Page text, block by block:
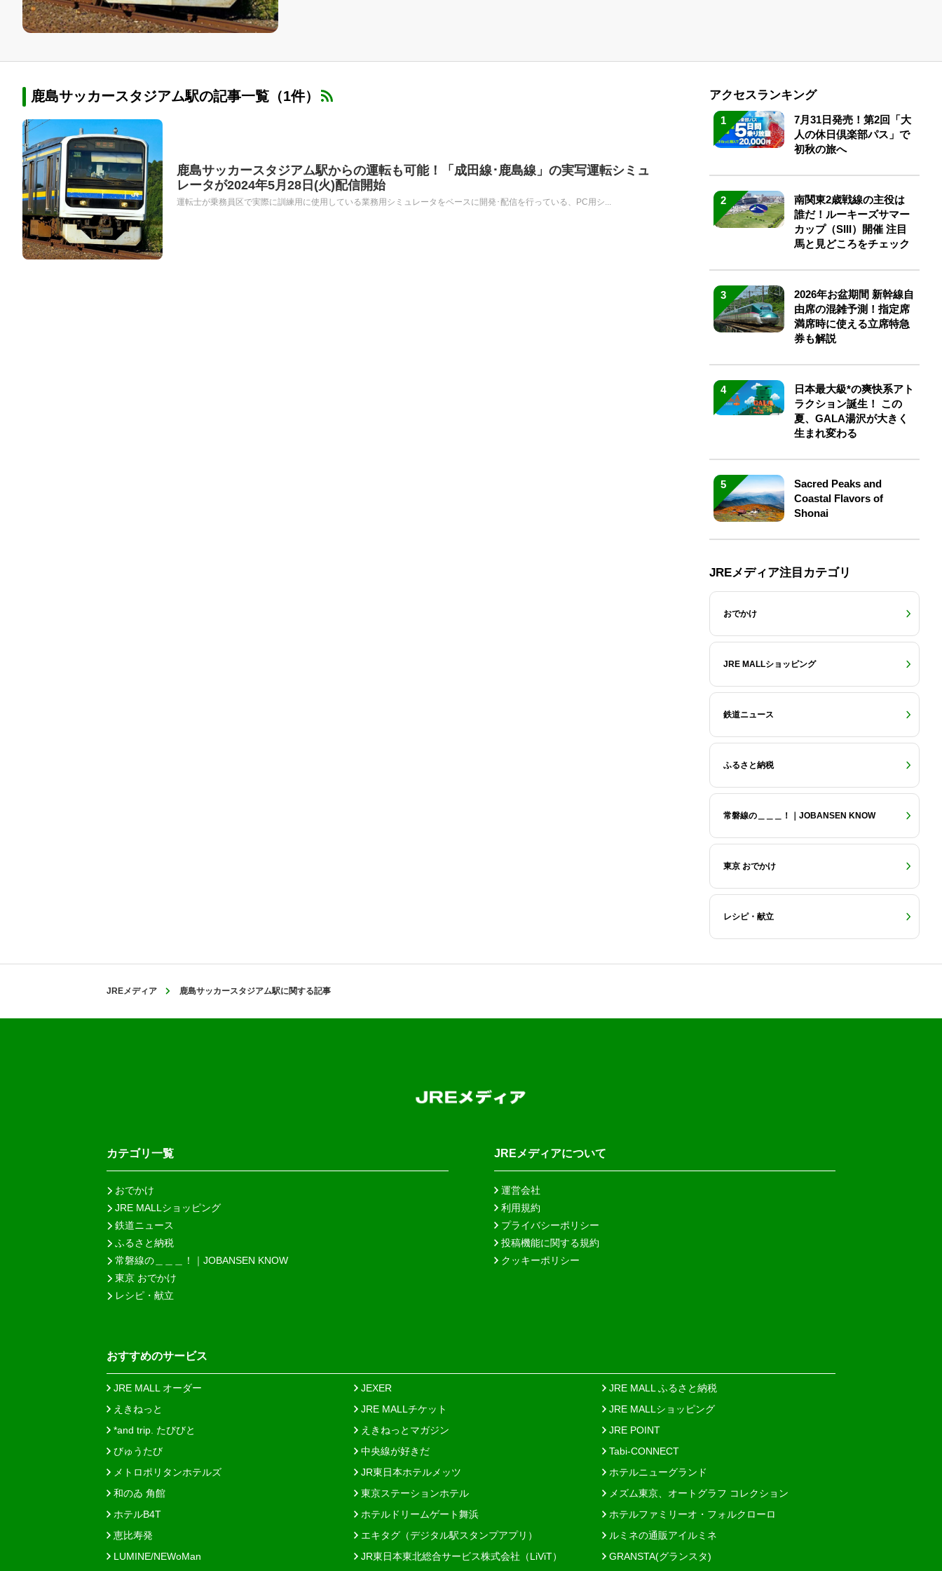
鹿島サッカースタジアム駅の記事一覧（1件）
鹿島サッカースタジアム駅からの運転も可能！「成田線･鹿島線」の実写運転シミュ
レータが2024年5月28日(火)配信開始
運転士が乗務員区で実際に訓練用に使用している業務用シミュレータをベースに開発･配信を行っている、PC用シ...
アクセスランキング
1
7月31日発売！第2回「大
人の休日倶楽部パス」で
初秋の旅へ
2
南関東2歳戦線の主役は
誰だ！ルーキーズサマー
カップ（SIII）開催 注目
馬と見どころをチェック
3
2026年お盆期間 新幹線自
由席の混雑予測！指定席
満席時に使える立席特急
券も解説
4
日本最大級*の爽快系アト
ラクション誕生！ この
夏、GALA湯沢が大きく
生まれ変わる
5
Sacred Peaks and
Coastal Flavors of
Shonai
JREメディア注目カテゴリ
おでかけ
JRE MALLショッピング
鉄道ニュース
ふるさと納税
常磐線の＿＿＿！｜JOBANSEN KNOW
東京 おでかけ
レシピ・献立
JREメディア 鹿島サッカースタジアム駅に関する記事
カテゴリ一覧
おでかけ
JRE MALLショッピング
鉄道ニュース
ふるさと納税
常磐線の＿＿＿！｜JOBANSEN KNOW
東京 おでかけ
レシピ・献立
JREメディアについて
運営会社
利用規約
プライバシーポリシー
投稿機能に関する規約
クッキーポリシー
おすすめのサービス
JRE MALL オーダー JEXER
JRE MALL ふるさと納税
えきねっと
JRE MALLチケット
JRE MALLショッピング
*and trip. たびびと
えきねっとマガジン
JRE POINT
びゅうたび
中央線が好きだ
Tabi-CONNECT
メトロポリタンホテルズ
JR東日本ホテルメッツ
ホテルニューグランド
和のゐ 角館
東京ステーションホテル
メズム東京、オートグラフ コレクション
ホテルB4T
ホテルドリームゲート舞浜
ホテルファミリーオ・フォルクローロ
恵比寿発
エキタグ（デジタル駅スタンプアプリ）
ルミネの通販アイルミネ
LUMINE/NEWoMan
JR東日本東北総合サービス株式会社（LiViT） GRANSTA(グランスタ)